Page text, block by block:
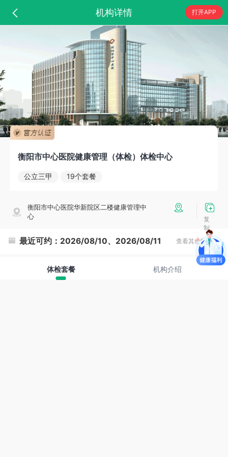
机构详情 打开APP
衡阳市中心医院健康管理（体检）体检中心
公立三甲 19个套餐
衡阳市中心医院华新院区二楼健康管理中
心
复
制
最近可约： 2026/08/10、2026/08/11 查看其他时间
体检套餐 机构介绍